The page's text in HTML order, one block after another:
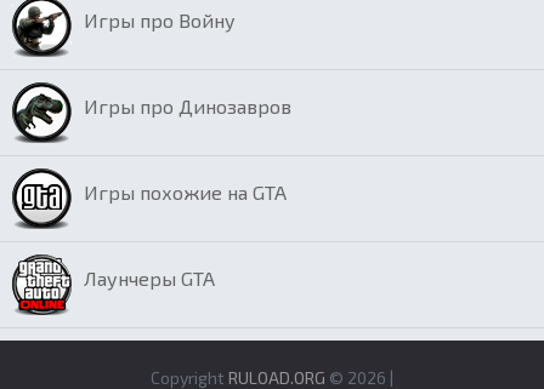
Игры про Войну
Игры про Динозавров
Игры похожие на GTA
Лаунчеры GTA
Copyright RULOAD.ORG © 2026 |